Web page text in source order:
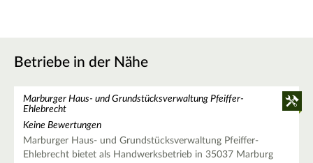
Betriebe in der Nähe
Marburger Haus- und Grundstücksverwaltung Pfeiffer-
Ehlebrecht
Keine Bewertungen
Marburger Haus- und Grundstücksverwaltung Pfeiffer-
Ehlebrecht bietet als Handwerksbetrieb in 35037 Marburg